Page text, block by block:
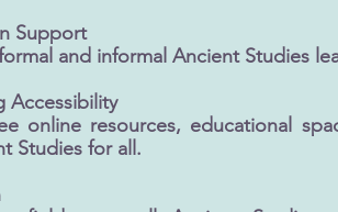
Support
and informal Ancient Studies
Accessibility
online resources, educational
Studies for all.